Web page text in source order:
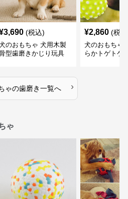
3,690 (税込)
のおもちゃ 犬用木製
型歯磨きかじり玩具
¥2,860 (税
犬のおもちゃ
らかトゲトゲ
ゃの歯磨き一覧へ ›
ゃ